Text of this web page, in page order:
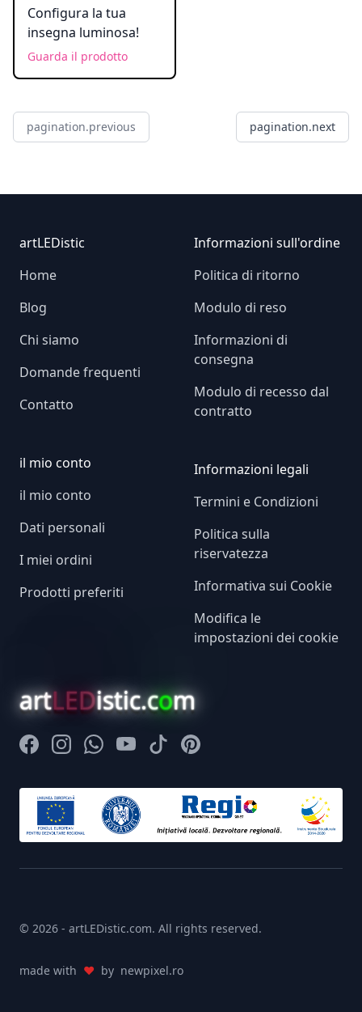
Configura la tua
insegna luminosa!
Guarda il prodotto
pagination.previous pagination.next
Footer
artLEDistic
Home
Blog
Chi siamo
Domande frequenti
Contatto
il mio conto
il mio conto
Dati personali
I miei ordini
Prodotti preferiti
Informazioni sull'ordine
Politica di ritorno
Modulo di reso
Informazioni di
consegna
Modulo di recesso dal
contratto
Informazioni legali
Termini e Condizioni
Politica sulla
riservatezza
Informativa sui Cookie
Modifica le
impostazioni dei cookie
artLEDistic.com
FacebookInstagramWhatsappYoutubeTiktokPinterest
© 2026 - artLEDistic.com. All rights reserved.
made with ♥ by newpixel.ro